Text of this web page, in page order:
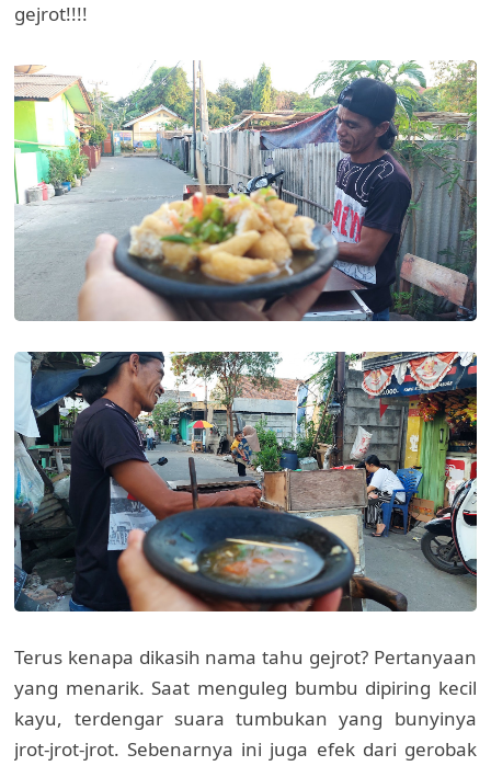
gejrot!!!!
Terus kenapa dikasih nama tahu gejrot? Pertanyaan
yang menarik. Saat menguleg bumbu dipiring kecil
kayu, terdengar suara tumbukan yang bunyinya
jrot-jrot-jrot. Sebenarnya ini juga efek dari gerobak